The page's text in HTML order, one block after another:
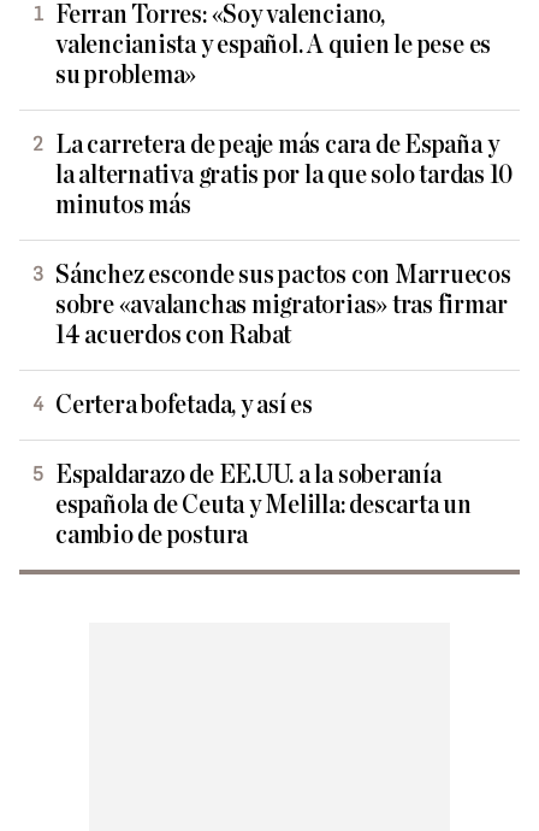
Ferran Torres: «Soy valenciano,
valencianista y español. A quien le pese es
su problema»
La carretera de peaje más cara de España y
la alternativa gratis por la que solo tardas 10
minutos más
Sánchez esconde sus pactos con Marruecos
sobre «avalanchas migratorias» tras firmar
14 acuerdos con Rabat
Certera bofetada, y así es
Espaldarazo de EE.UU. a la soberanía
española de Ceuta y Melilla: descarta un
cambio de postura